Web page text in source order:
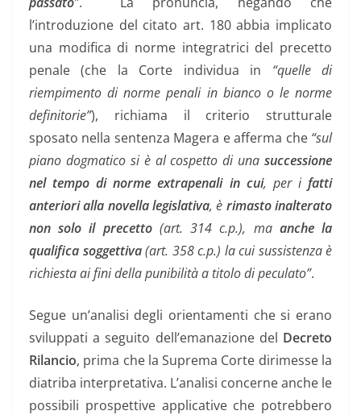
l’introduzione del citato art. 180 abbia implicato
una modifica di norme integratrici del precetto
penale (che la Corte individua in “quelle di
riempimento di norme penali in bianco o le norme
definitorie”), richiama il criterio strutturale
sposato nella sentenza Magera e afferma che “sul
piano dogmatico si è al cospetto di una successione
nel tempo di norme extrapenali in cui, per ifatti
anteriori alla novella legislativa, è rimasto inalterato
non solo il precetto(art. 314 c.p.), ma anche la
qualifica soggettiva(art. 358 c.p.) la cui sussistenza è
richiesta ai fini della punibilità a titolo di peculato”.
Segue un’analisi degli orientamenti che si erano
sviluppati a seguito dell’emanazione del Decreto
Rilancio, prima che la Suprema Corte dirimesse la
diatriba interpretativa. L’analisi concerne anche le
possibili prospettive applicative che potrebbero